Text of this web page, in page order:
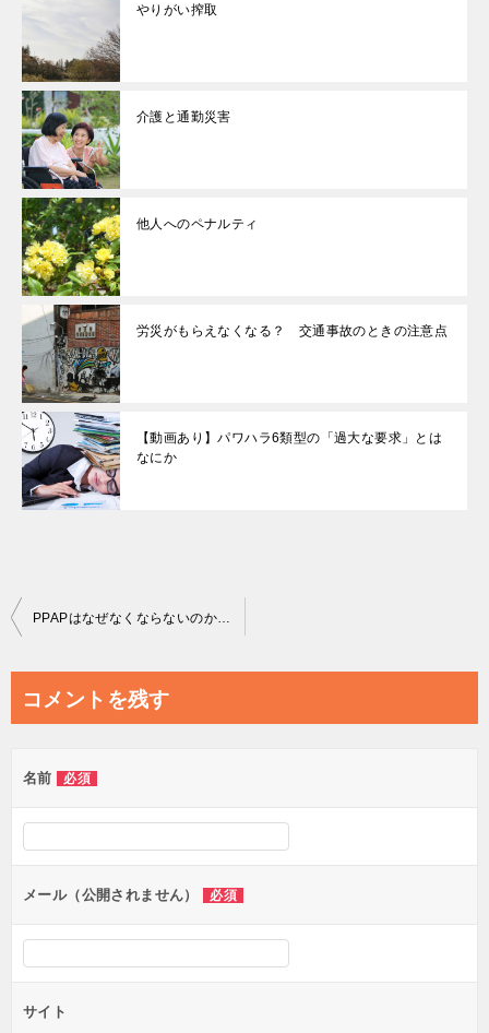
やりがい搾取
介護と通勤災害
他人へのペナルティ
労災がもらえなくなる？ 交通事故のときの注意点
【動画あり】パワハラ6類型の「過大な要求」とは
なにか
投
ビ
ー
シ
ン
PPAPはなぜなくならないのか――「形だけの安心」が生む日本的セキュリティ慣行の現在地
コメントを残す
名前 必須
メール（公開されません） 必須
サイト